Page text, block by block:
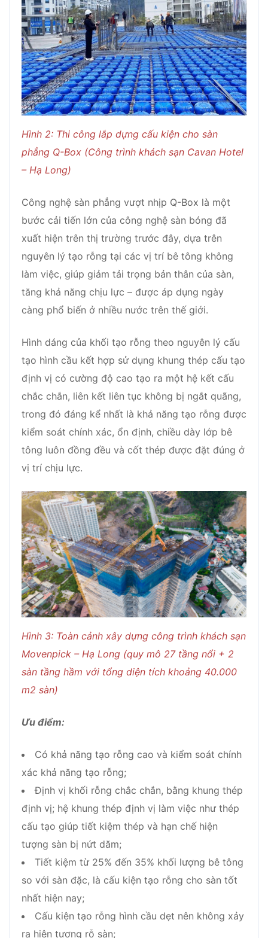
Hình 2: Thi công lắp dựng cấu kiện cho sàn
phẳng Q-Box (Công trình khách sạn Cavan Hotel
– Hạ Long)
Công nghệ sàn phẳng vượt nhịp Q-Box là một
bước cải tiến lớn của công nghệ sàn bóng đã
xuất hiện trên thị trường trước đây, dựa trên
nguyên lý tạo rỗng tại các vị trí bê tông không
làm việc, giúp giảm tải trọng bản thân của sàn,
tăng khả năng chịu lực – được áp dụng ngày
càng phổ biến ở nhiều nước trên thế giới.
Hình dáng của khối tạo rỗng theo nguyên lý cấu
tạo hình cầu kết hợp sử dụng khung thép cấu tạo
định vị có cường độ cao tạo ra một hệ kết cấu
chắc chắn, liên kết liên tục không bị ngắt quãng,
trong đó đáng kể nhất là khả năng tạo rỗng được
kiểm soát chính xác, ổn định, chiều dày lớp bê
tông luôn đồng đều và cốt thép được đặt đúng ở
vị trí chịu lực.
Hình 3: Toàn cảnh xây dựng công trình khách sạn
Movenpick – Hạ Long (quy mô 27 tầng nổi + 2
sàn tầng hầm với tổng diện tích khoảng 40.000
m2 sàn)
Ưu điểm:
Có khả năng tạo rỗng cao và kiểm soát chính
xác khả năng tạo rỗng;
Định vị khối rỗng chắc chắn, bằng khung thép
định vị; hệ khung thép định vị làm việc như thép
cấu tạo giúp tiết kiệm thép và hạn chế hiện
tượng sàn bị nứt dăm;
Tiết kiệm từ 25% đến 35% khối lượng bê tông
so với sàn đặc, là cấu kiện tạo rỗng cho sàn tốt
nhất hiện nay;
Cấu kiện tạo rỗng hình cầu dẹt nên không xảy
ra hiện tượng rỗ sàn;